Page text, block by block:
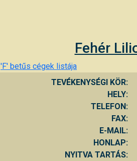
Fehér
'F' betűs cégek listája
TEVÉKENYSÉGI KÖR:
HELY:
TELEFON:
FAX:
E-MAIL:
HONLAP:
NYITVA TARTÁS: